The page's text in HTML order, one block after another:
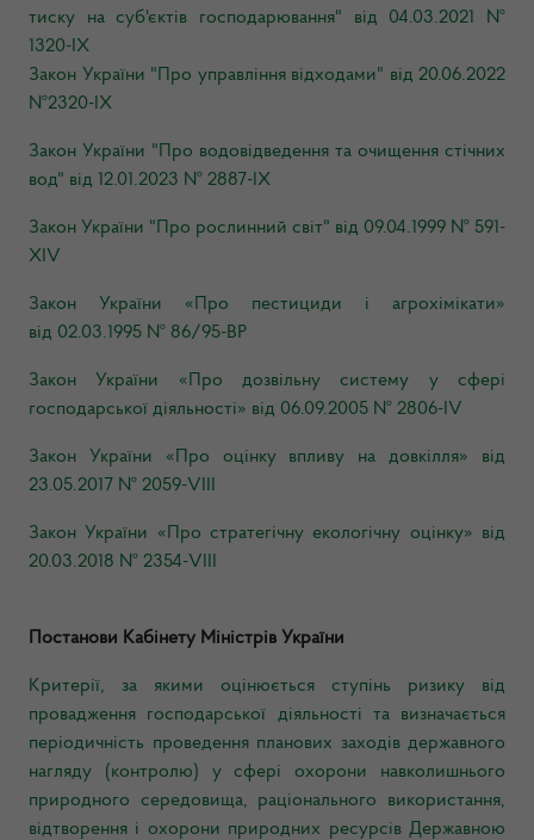
тиску на суб'єктів господарювання" від 04.03.2021 №
1320-ІХ
Закон України "Про управління відходами" від 20.06.2022
№2320-IX
Закон України "Про водовідведення та очищення стічних
вод" від 12.01.2023 № 2887-IX
Закон України "Про рослинний світ" від 09.04.1999 № 591-
XIV
Закон України «Про пестициди і агрохімікати»
від 02.03.1995 № 86/95-ВР
Закон України
«Про дозвільну систему у сфері
господарської діяльності» від 06.09.2005 № 2806- IV
Закон України «Про оцінку впливу на довкілля» від
23.05.2017 № 2059-VIII
Закон України «Про стратегічну екологічну оцінку» від
20.03.2018 № 2354-VIII
Постанови Кабінету Міністрів України
Критерії, за якими оцінюється ступінь ризику від
провадження господарської діяльності та визначається
періодичність проведення планових заходів державного
нагляду (контролю) у сфері охорони навколишнього
природного середовища, раціонального використання,
відтворення і охорони природних ресурсів Державною